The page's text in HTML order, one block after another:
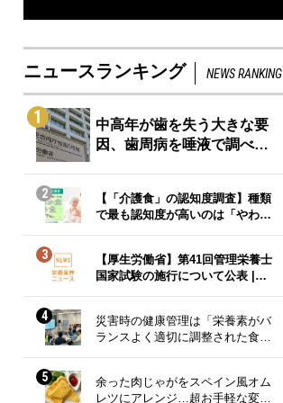
ニュースランキング NEWS RANKING
1
中高年が歯を失う大きな要
因、歯周病を唾液で調べ…
2
【「介護食」の認知度調査】種類
で最も認知度が高いのは「やわ…
3
【厚生労働省】第41回管理栄養士
国家試験の施行について公表 |…
4
災害時の健康管理は「栄養素がバ
ランスよく適切に調整された食…
5
余った肉じゃがをスペイン風オム
レツにアレンジ…超お手軽な変…